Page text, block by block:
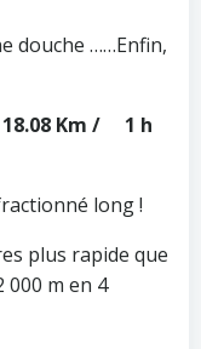
douche ……Enfin,
18.08 Km / 1 h
long !
plus rapide que
000 m en 4